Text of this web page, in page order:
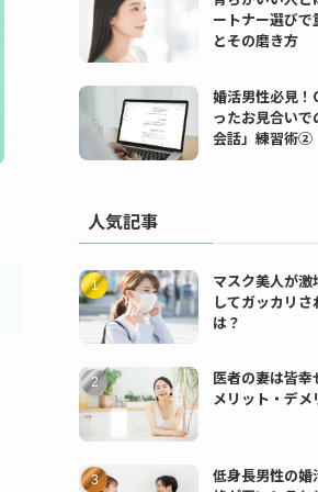
ートナー選び
とその磨き方
婚活男性必見
ったお見合いで
会話」練習術②
人気記事
マスク美人が
してガッカリ
は？
医者の妻は皆
メリット・デメ
低身長男性の婚